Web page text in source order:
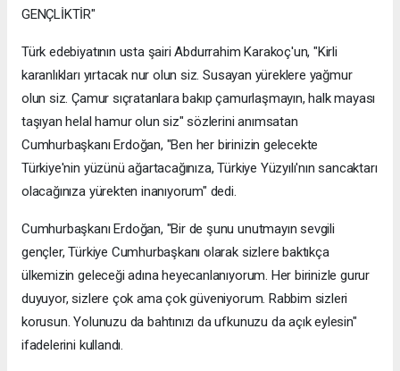
GENÇLİKTİR"
Türk edebiyatının usta şairi Abdurrahim Karakoç'un, "Kirli
karanlıkları yırtacak nur olun siz. Susayan yüreklere yağmur
olun siz. Çamur sıçratanlara bakıp çamurlaşmayın, halk mayası
taşıyan helal hamur olun siz" sözlerini anımsatan
Cumhurbaşkanı Erdoğan, "Ben her birinizin gelecekte
Türkiye'nin yüzünü ağartacağınıza, Türkiye Yüzyılı'nın sancaktarı
olacağınıza yürekten inanıyorum" dedi.
Cumhurbaşkanı Erdoğan, "Bir de şunu unutmayın sevgili
gençler, Türkiye Cumhurbaşkanı olarak sizlere baktıkça
ülkemizin geleceği adına heyecanlanıyorum. Her birinizle gurur
duyuyor, sizlere çok ama çok güveniyorum. Rabbim sizleri
korusun. Yolunuzu da bahtınızı da ufkunuzu da açık eylesin"
ifadelerini kullandı.